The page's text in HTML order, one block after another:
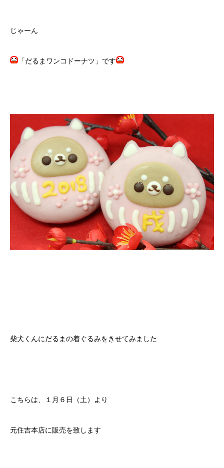
じゃーん
「だるまワンコドーナツ」です
柴犬くんにだるまの着ぐるみをきせてみました
こちらは、１月６日（土）より
元住吉本店に販売を致します